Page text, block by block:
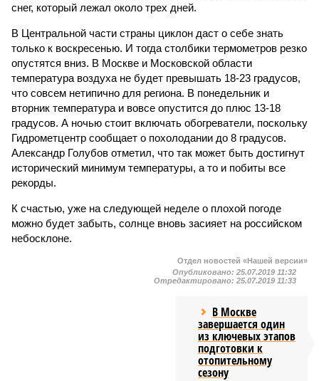
снег, который лежал около трех дней.
В Центральной части страны циклон даст о себе знать
только к воскресенью. И тогда столбики термометров резко
опустятся вниз. В Москве и Московской области
температура воздуха не будет превышать 18-23 градусов,
что совсем нетипично для региона. В понедельник и
вторник температура и вовсе опустится до плюс 13-18
градусов. А ночью стоит включать обогреватели, поскольку
Гидрометцентр сообщает о похолодании до 8 градусов.
Александр Голубов отметил, что так может быть достигнут
исторический минимум температуры, а то и побиты все
рекорды.
К счастью, уже на следующей неделе о плохой погоде
можно будет забыть, солнце вновь засияет на российском
небосклоне.
Отдел новостей «Нашей версии»
Опубликовано: 25.07.2019 11:32
Отредактировано: 25.07.2019 11:33
В Москве
завершается один
из ключевых этапов
подготовки к
отопительному
сезону